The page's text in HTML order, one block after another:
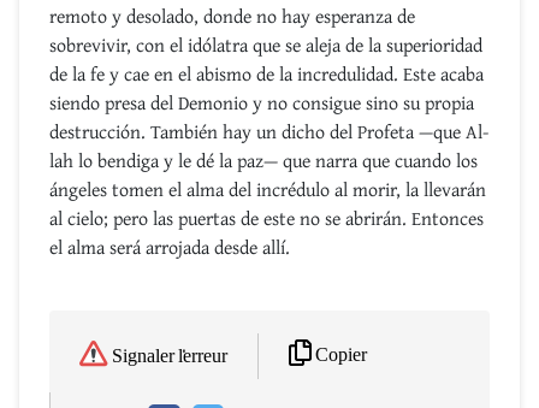
remoto y desolado, donde no hay esperanza de
sobrevivir, con el idólatra que se aleja de la superioridad
de la fe y cae en el abismo de la incredulidad. Este acaba
siendo presa del Demonio y no consigue sino su propia
destrucción. También hay un dicho del Profeta —que Al-
lah lo bendiga y le dé la paz— que narra que cuando los
ángeles tomen el alma del incrédulo al morir, la llevarán
al cielo; pero las puertas de este no se abrirán. Entonces
el alma será arrojada desde allí.
Signaler l'erreur Copier